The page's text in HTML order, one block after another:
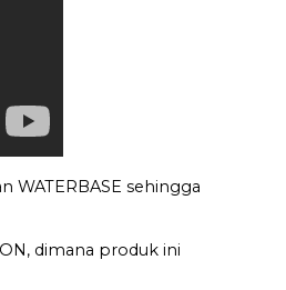
WATERBASE sehingga
dimana produk ini